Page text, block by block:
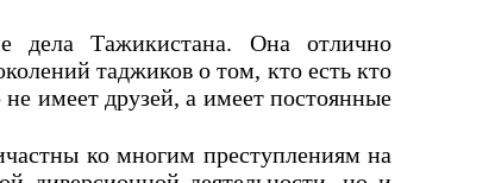
дела Тажикистана. Она отлично
таджиков о том, кто есть кто
имеет друзей, а имеет постоянные
ко многим преступлениям на